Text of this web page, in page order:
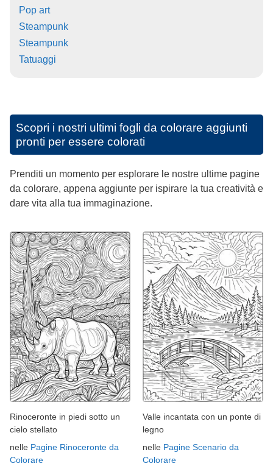
Pop art
Steampunk
Steampunk
Tatuaggi
Scopri i nostri ultimi fogli da colorare aggiunti
pronti per essere colorati
Prenditi un momento per esplorare le nostre ultime pagine
da colorare, appena aggiunte per ispirare la tua creatività e
dare vita alla tua immaginazione.
Rinoceronte in piedi sotto un
cielo stellato
nelle Pagine Rinoceronte da
Colorare
Valle incantata con un ponte di
legno
nelle Pagine Scenario da
Colorare